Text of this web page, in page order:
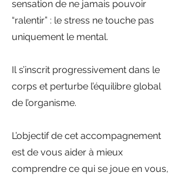
sensation de ne jamais pouvoir
“ralentir” : le stress ne touche pas
uniquement le mental.
Il s’inscrit progressivement dans le
corps et perturbe l’équilibre global
de l’organisme.
L’objectif de cet accompagnement
est de vous aider à mieux
comprendre ce qui se joue en vous,